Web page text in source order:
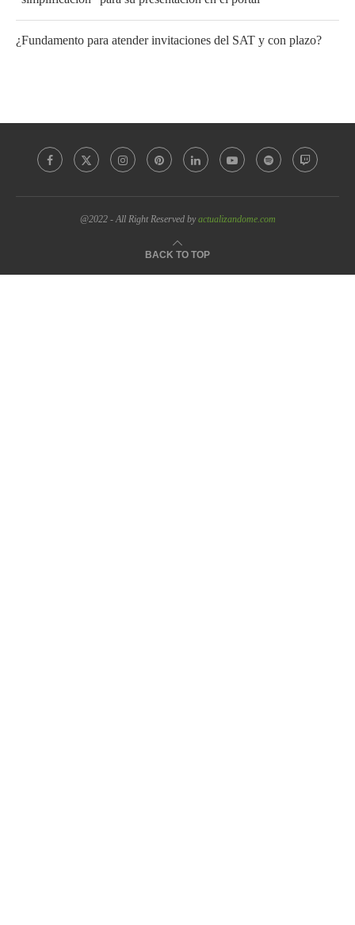
¿Fundamento para atender invitaciones del SAT y con plazo?
@2022 - All Right Reserved byactualizandome.com
BACK TO TOP